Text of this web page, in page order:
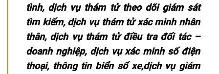
tình, dịch vụ thám tử theo dõi giám sát
tìm kiếm, dịch vụ thám tử xác minh nhân
thân, dịch vụ thám tử điều tra đối tác –
doanh nghiệp, dịch vụ xác minh số điện
thoại, thông tin biển số xe,dịch vụ giám